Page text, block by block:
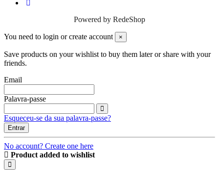
Powered by RedeShop
You need to login or create account ×
Save products on your wishlist to buy them later or share with your
friends.
Email
Palavra-passe
Esqueceu-se da sua palavra-passe?
Entrar
No account? Create one here
Product added to wishlist